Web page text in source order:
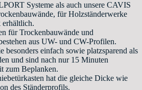
Systeme als auch unsere CAVIS
für Holzständerwerke
für Trockenbauwände und
aus UW- und CW-Profilen.
besonders einfach sowie platzsparend als
und sind nach nur 15 Minuten
zum Beplanken.
hat die gleiche Dicke wie
des Ständerprofils.